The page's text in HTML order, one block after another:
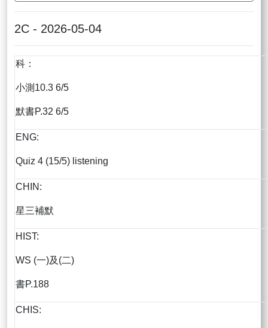
2C - 2026-05-04
科：
小測10.3 6/5
默書P.32 6/5
ENG:
Quiz 4 (15/5) listening
CHIN:
星三補默
HIST:
WS (一)及(二)
書P.188
CHIS: